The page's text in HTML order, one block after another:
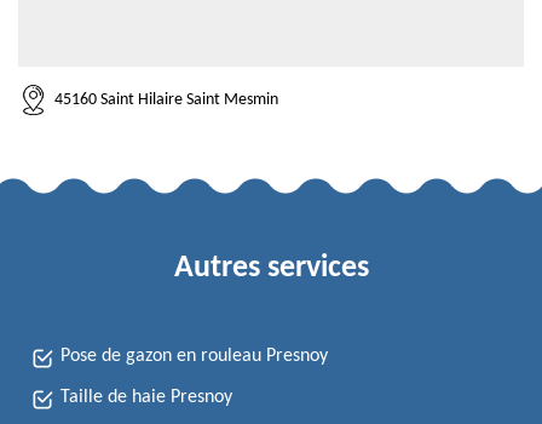
45160 Saint Hilaire Saint Mesmin
Autres services
Pose de gazon en rouleau Presnoy
Taille de haie Presnoy